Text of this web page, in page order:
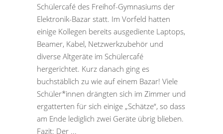
Schülercafé des Freihof-Gymnasiums der
Elektronik-Bazar statt. Im Vorfeld hatten
einige Kollegen bereits ausgediente Laptops,
Beamer, Kabel, Netzwerkzubehör und
diverse Altgeräte im Schülercafé
hergerichtet. Kurz danach ging es
buchstäblich zu wie auf einem Bazar! Viele
Schüler*innen drängten sich im Zimmer und
ergatterten für sich einige „Schätze“, so dass
am Ende lediglich zwei Geräte übrig blieben.
Fazit: Der